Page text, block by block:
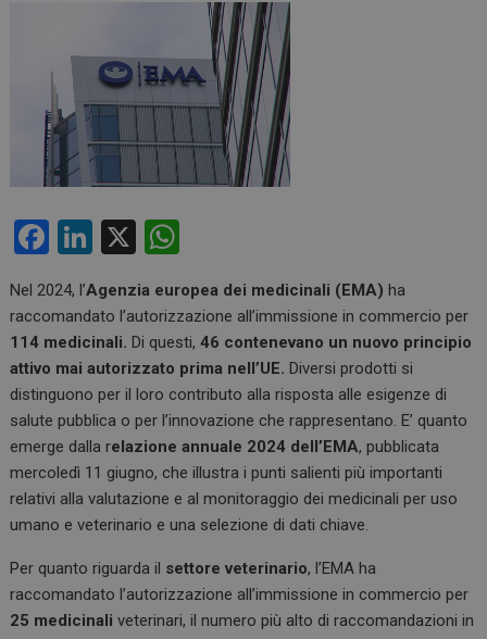
F
ce
b
o
o
k
Li
ke
dI
n
X
at
s
A
p
p
Nel 2024, l’Agenzia europea dei medicinali (EMA) ha
raccomandato l’autorizzazione all’immissione in commercio per
114 medicinali. Di questi,46 contenevano un nuovo principio
attivo mai autorizzato prima nell’UE. Diversi prodotti si
distinguono per il loro contributo alla risposta alle esigenze di
salute pubblica o per l’innovazione che rappresentano. E’ quanto
emerge dalla relazione annuale 2024 dell’EMA, pubblicata
mercoledì 11 giugno, che illustra i punti salienti più importanti
relativi alla valutazione e al monitoraggio dei medicinali per uso
umano e veterinario e una selezione di dati chiave.
Per quanto riguarda il settore veterinario, l’EMA ha
raccomandato l’autorizzazione all’immissione in commercio per
25 medicinali veterinari, il numero più alto di raccomandazioni in